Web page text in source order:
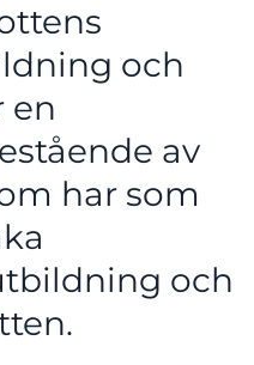
och
en
av
har som
och